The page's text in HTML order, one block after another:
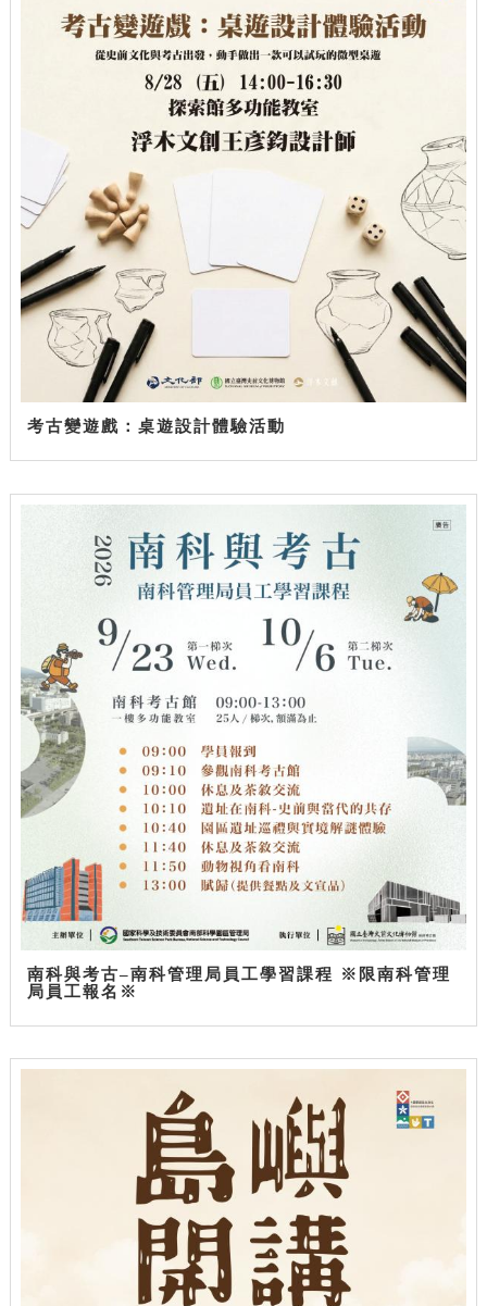
考古變遊戲：桌遊設計體驗活動
南科與考古–南科管理局員工學習課程 ※限南科管理
局員工報名※